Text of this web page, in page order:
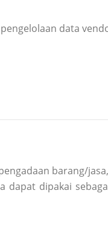
data
barang/
dapat dipakai